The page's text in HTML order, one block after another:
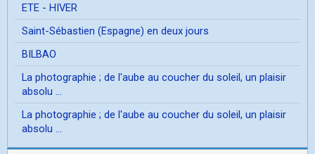
ETE - HIVER
Saint-Sébastien (Espagne) en deux jours
BILBAO
La photographie ; de l'aube au coucher du soleil, un plaisir
absolu ...
La photographie ; de l'aube au coucher du soleil, un plaisir
absolu ...